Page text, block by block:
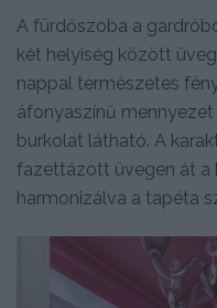
A fürdőszoba a
két helyiség között
nappal természetes
áfonyaszínű
burkolat látható. A
fazettázott üvegen át a
harmonizálva a tapéta